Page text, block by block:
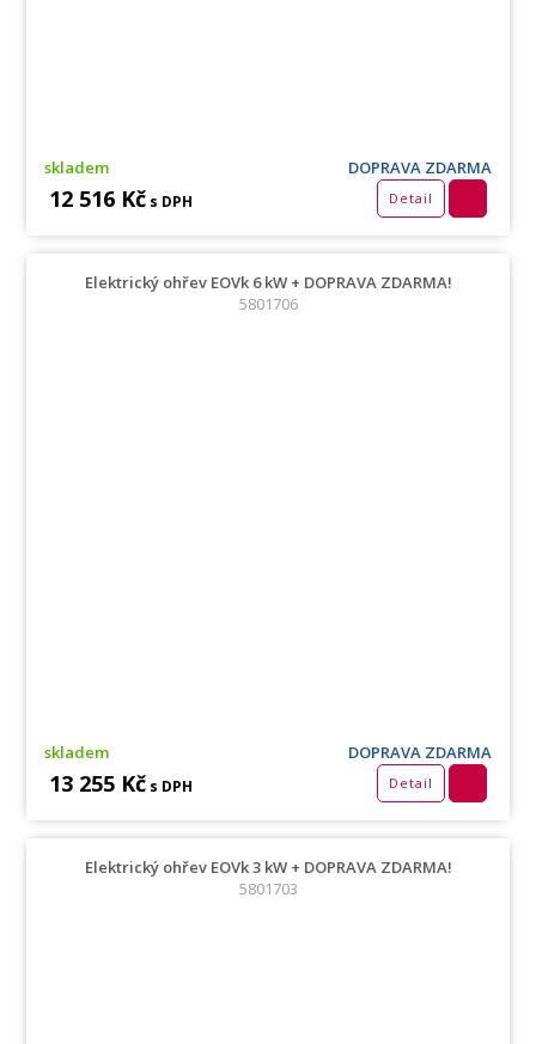
skladem DOPRAVA ZDARMA
12 516 Kč s DPH Detail
Elektrický ohřev EOVk 6 kW + DOPRAVA ZDARMA!
5801706
skladem DOPRAVA ZDARMA
13 255 Kč s DPH Detail
Elektrický ohřev EOVk 3 kW + DOPRAVA ZDARMA!
5801703